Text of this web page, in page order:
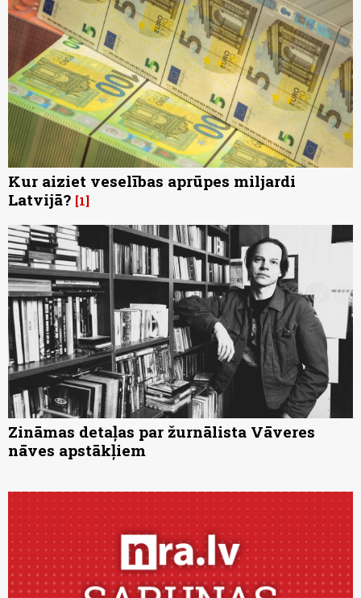
Kur aiziet veselības aprūpes miljardi
Latvijā? 1
Zināmas detaļas par žurnālista Vāveres
nāves apstākļiem